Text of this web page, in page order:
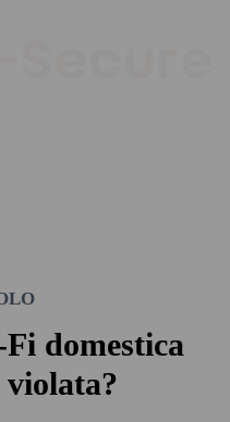
domestica
violata?